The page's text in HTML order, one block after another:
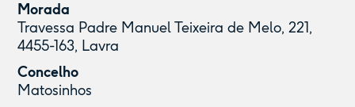
Morada
Travessa Padre Manuel Teixeira de Melo, 221,
4455-163, Lavra
Concelho
Matosinhos